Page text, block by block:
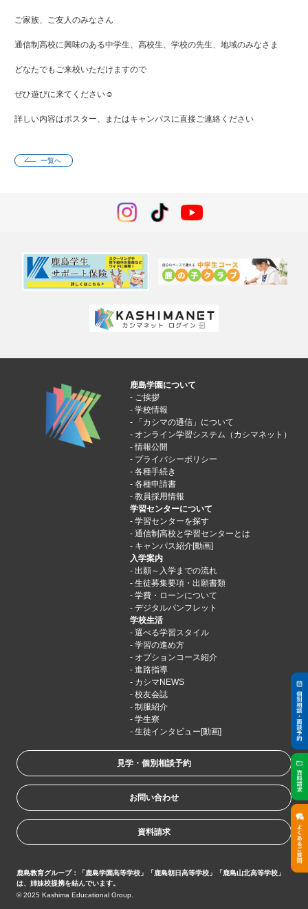
ご家族、ご友人のみなさん
通信制高校に興味のある中学生、高校生、学校の先生、地域のみなさま
どなたでもご来校いただけますので
ぜひ遊びに来てください☺
詳しい内容はポスター、またはキャンパスに直接ご連絡ください
一覧へ
鹿島学園について
ご挨拶
学校情報
「カシマの通信」について
オンライン学習システム（カシマネット）
情報公開
プライバシーポリシー
各種手続き
各種申請書
教員採用情報
学習センターについて
学習センターを探す
通信制高校と学習センターとは
キャンパス紹介[動画]
入学案内
出願～入学までの流れ
生徒募集要項・出願書類
学費・ローンについて
デジタルパンフレット
学校生活
選べる学習スタイル
学習の進め方
オプションコース紹介
進路指導
カシマNEWS
校友会誌
制服紹介
学生寮
生徒インタビュー[動画]
見学・個別相談予約
お問い合わせ
資料請求
鹿島教育グループ：「鹿島学園高等学校」「鹿島朝日高等学校」「鹿島山北高等学校」
は、姉妹校提携を結んでいます。
© 2025 Kashima Educational Group.